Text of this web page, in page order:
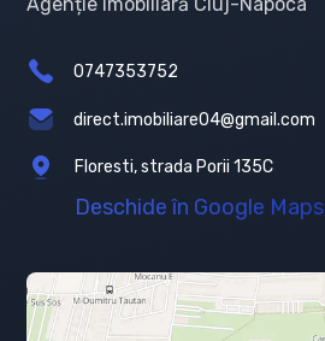
0747353752
direct.imobiliare04@gmail.com
Floresti, strada Porii 135C
Deschide în Google Maps